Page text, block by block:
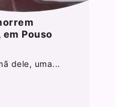
Pouso
dele, uma...